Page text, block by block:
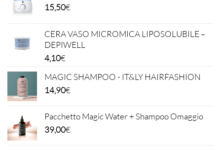
15,50€
CERA VASO MICROMICA LIPOSOLUBILE –
DEPIWELL
4,10€
MAGIC SHAMPOO - IT&LY HAIRFASHION
14,90€
Pacchetto Magic Water + Shampoo Omaggio
39,00€